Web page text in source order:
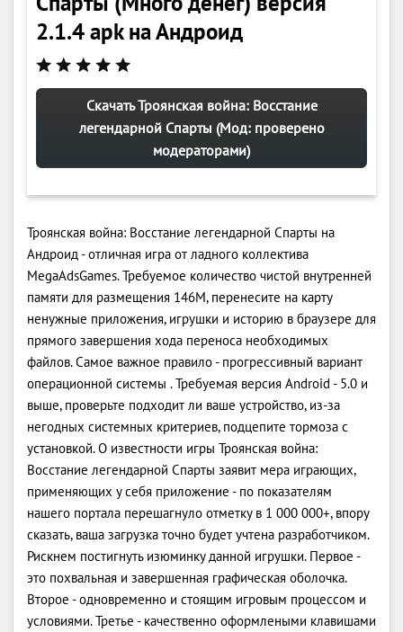
2.1.4 apk на Андроид
Скачать Троянская война: Восстание
легендарной Спарты (Мод: проверено
модераторами)
Троянская война: Восстание легендарной Спарты на
Андроид - отличная игра от ладного коллектива
MegaAdsGames. Требуемое количество чистой внутренней
памяти для размещения 146M, перенесите на карту
ненужные приложения, игрушки и историю в браузере для
прямого завершения хода переноса необходимых
файлов. Самое важное правило - прогрессивный вариант
операционной системы . Требуемая версия Android - 5.0 и
выше, проверьте подходит ли ваше устройство, из-за
негодных системных критериев, подцепите тормоза с
установкой. О известности игры Троянская война:
Восстание легендарной Спарты заявит мера играющих,
применяющих у себя приложение - по показателям
нашего портала перешагнуло отметку в 1 000 000+, впору
сказать, ваша загрузка точно будет учтена разработчиком.
Рискнем постигнуть изюминку данной игрушки. Первое -
это похвальная и завершенная графическая оболочка.
Второе - одновременно и стоящим игровым процессом и
условиями. Третье - качественно оформлеными клавишами